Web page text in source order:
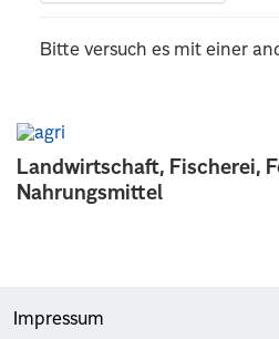
Landwirtschaft, Fischerei,
Nahrungsmittel
Bitte versuch es mit einer
Impressum